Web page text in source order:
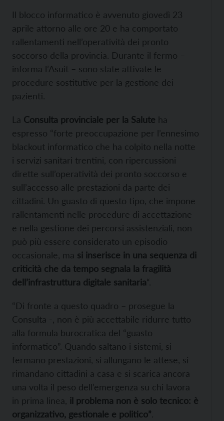
Il blocco informatico è avvenuto giovedì 23
aprile attorno alle ore 20 e ha comportato
rallentamenti nell’operatività dei pronto
soccorso della provincia. Durante il fermo –
informa l’Asuit – sono state attivate le
procedure sostitutive per la gestione dei
pazienti.
La Consulta provinciale per la Salute ha
espresso “forte preoccupazione per l’ennesimo
blackout informatico che ha colpito nella notte
i servizi sanitari trentini, con ripercussioni
dirette sull’operatività dei pronto soccorso e
sull’accesso alle prestazioni da parte dei
cittadini. Un guasto di questo tipo, che impone
rallentamenti nelle procedure di accettazione
e nella gestione dei percorsi assistenziali, non
può più essere considerato un episodio
occasionale, ma si inserisce in una sequenza di
criticità che da tempo segnala la fragilità
dell’infrastruttura digitale sanitaria“.
“Di fronte a questo quadro – prosegue la
Consulta -, non è più accettabile ridurre tutto
alla formula burocratica del “guasto
informatico”. Quando saltano i sistemi, si
fermano prestazioni, si allungano le attese, si
rimandano cittadini a casa e si scarica ancora
una volta il peso dell’emergenza su chi lavora
in prima linea, il problema non è solo tecnico: è
organizzativo, gestionale e politico”.